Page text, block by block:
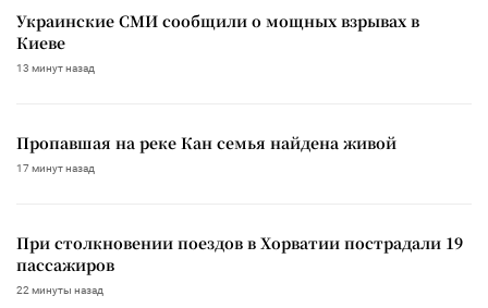
Украинские СМИ сообщили о мощных взрывах в
Киеве
13 минут назад
Пропавшая на реке Кан семья найдена живой
17 минут назад
При столкновении поездов в Хорватии пострадали 19
пассажиров
22 минуты назад